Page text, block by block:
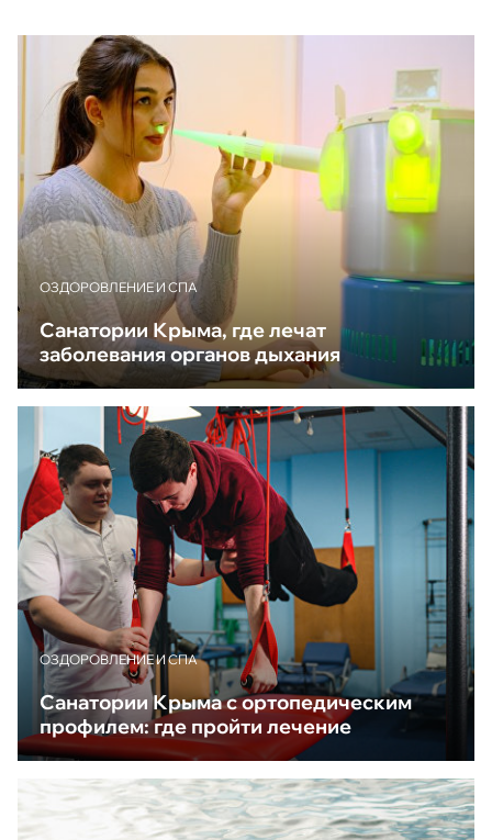
ОЗДОРОВЛЕНИЕ И СПА
Санатории Крыма, где лечат
заболевания органов дыхания
ОЗДОРОВЛЕНИЕ И СПА
Санатории Крыма с ортопедическим
профилем: где пройти лечение